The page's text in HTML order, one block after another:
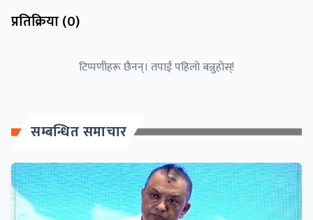
प्रतिक्रिया (0)
टिप्पणीहरू छैनन्। तपाईं पहिलो बन्नुहोस्!
सम्बन्धित समाचार